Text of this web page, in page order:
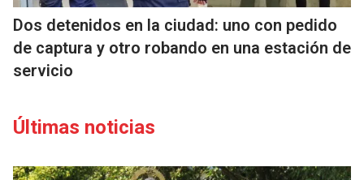
Dos detenidos en la ciudad: uno con pedido
de captura y otro robando en una estación de
servicio
Últimas noticias